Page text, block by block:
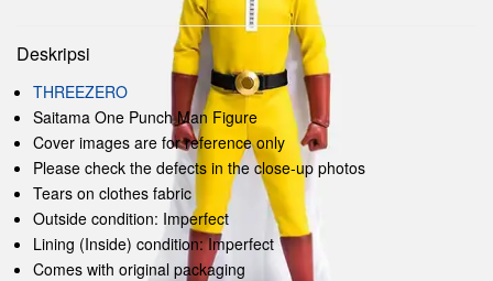
Deskripsi
THREEZERO
Saitama One Punch Man Figure
Cover images are for reference only
Please check the defects in the close-up photos
Tears on clothes fabric
Outside condition: Imperfect
Lining (Inside) condition: Imperfect
Comes with original packaging